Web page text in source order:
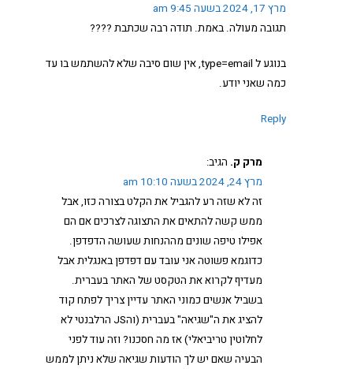
מרץ 17, 2024 בשעה 9:45 am
תגובה מעולה. באמת. תודה רבה שכתבת ????
בנוגע ל type=email, אין שום סיבה שלא להשתמש בו עד
כמה שאני יודע.
Reply
מרק ק. הגיב:
מרץ 24, 2024 בשעה 10:10 am
זה לא שזה רע להגביל את הקלט בצורה כזו, אבל
ממש קשה להתאים את התצוגה לצרכים אם הם
אפילו טיפה שונים מההנחות שעושה הדפדפן.
כדוגמא פשוטה אני עובד עם דפדפן באנגלית אבל
מעדיף לקרוא את הטקסט של האתר בעברית.
בשביל אנשים כמוני האתר עדיין צריך לפתח קוד
להציג את ה"שגיאה" בעברית (והJS הרלבנטי לא
לחלוטין טריביאלי) אז מה חסכנו? וזה עוד לפני
הבעיה שאם יש לך הודעות שגיאה שלא ניתן לממש